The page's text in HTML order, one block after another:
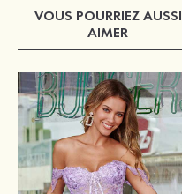
VOUS POURRIEZ AUSSI
AIMER